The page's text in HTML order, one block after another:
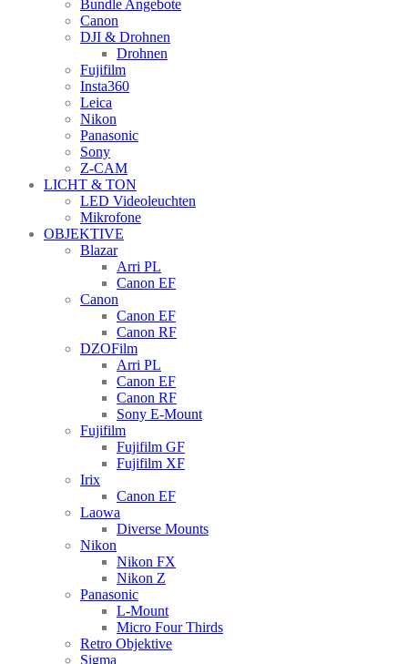
Bundle Angebote
Canon
DJI & Drohnen
Drohnen
Fujifilm
Insta360
Leica
Nikon
Panasonic
Sony
Z-CAM
LICHT & TON
LED Videoleuchten
Mikrofone
OBJEKTIVE
Blazar
Arri PL
Canon EF
Canon
Canon EF
Canon RF
DZOFilm
Arri PL
Canon EF
Canon RF
Sony E-Mount
Fujifilm
Fujifilm GF
Fujifilm XF
Irix
Canon EF
Laowa
Diverse Mounts
Nikon
Nikon FX
Nikon Z
Panasonic
L-Mount
Micro Four Thirds
Retro Objektive
Sigma